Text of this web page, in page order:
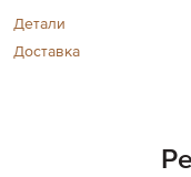
Детали
Доставка